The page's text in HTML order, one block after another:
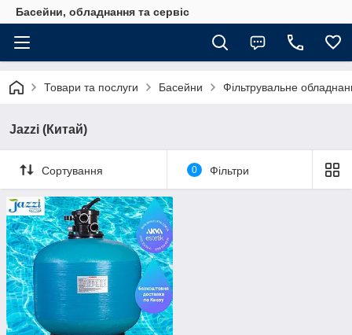
Басейни, обладнання та сервіс
Товари та послуги Басейни Фільтрувальне
Jazzi (Китай)
Сортування 0 Фільтри